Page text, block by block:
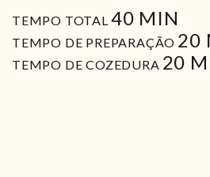
TEMPO TOTAL 40MIN
MIN
TEMPO DE PREPARAÇÃO 20
TEMPO DE COZEDURA 20